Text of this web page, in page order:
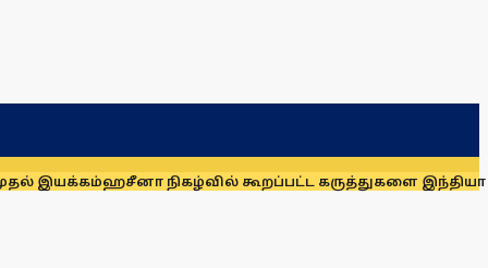
ஹசீனா நிகழ்வில் கூறப்பட்ட கருத்துகளை இந்தியா